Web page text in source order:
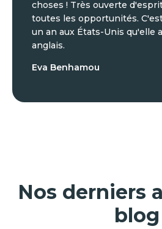
choses ! Très ouverte
toutes les opportunités.
un an aux États-Unis qu'elle
anglais.
Eva Benhamou
Nos derniers
blog